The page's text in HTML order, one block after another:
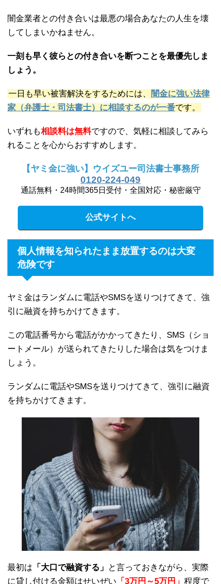
闇金業者との付き合いは最悪の場合あなたの人生を壊
してしまいかねません。
一刻も早く彼らとの付き合いを断つことを最優先しま
しょう。
一日も早い被害解決をするためには、
闇金に強い法律
家（弁護士・司法書士）に相談するのが一番です。
いずれも相談料は無料ですので、気軽に相談してみら
れることを心からおすすめします。
【ヤミ金に強い】ウイズユー司法書士事務所
0120-224-049
通話無料・24時間365日受付・全国対応・秘密厳守
公式サイトへ
個人情報を知られたまま放置するのは大変
危険です
ヤミ金はランダムに電話やSMSを送りつけてきて、強
引に融資を持ちかけてきます。
この電話番号から電話がかかってきたり、SMS（ショ
ートメール）が送られてきたりした場合は気をつけま
しょう。
ランダムに電話やSMSを送りつけてきて、強引に融資
を持ちかけてきます。
最初は 「大口で融資する」
と言っておきながら、実際
に貸し付ける金額はせいぜい 「3万円～5万円」 程度で